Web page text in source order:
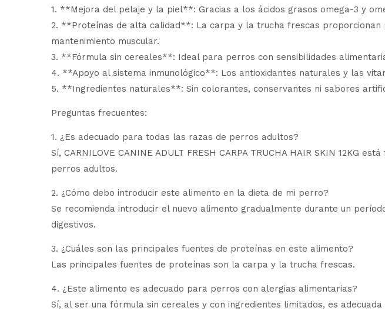
1. **Mejora del pelaje y la piel**: Gracias a los ácidos grasos omega-3 y
2. **Proteínas de alta calidad**: La carpa y la trucha frescas
mantenimiento muscular.
3. **Fórmula sin cereales**: Ideal para perros con sensibilidades
4. **Apoyo al sistema inmunológico**: Los antioxidantes naturales y las
5. **Ingredientes naturales**: Sin colorantes, conservantes ni sabores
Preguntas frecuentes:
1. ¿Es adecuado para todas las razas de perros adultos?
Sí, CARNILOVE CANINE ADULT FRESH CARPA TRUCHA HAIR SKIN
perros adultos.
2. ¿Cómo debo introducir este alimento en la dieta de mi perro?
Se recomienda introducir el nuevo alimento gradualmente durante un
digestivos.
3. ¿Cuáles son las principales fuentes de proteínas en este alimento?
Las principales fuentes de proteínas son la carpa y la trucha frescas.
4. ¿Este alimento es adecuado para perros con alergias alimentarias?
Sí, al ser una fórmula sin cereales y con ingredientes limitados, es